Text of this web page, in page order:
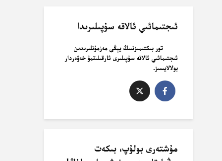
ئىجتىمائىي ئالاقە سۇپىلىرىدا
تور بىكتىمىزنىىڭ يېڭى مەزمۇنلىرىدىن
ئىجتىمائىي ئالاقە سۇپىلىرى ئارقىلىقمۇ خەۋەردار
بولالايسىز.
مۇشتەرى بولۇپ، بىكەت